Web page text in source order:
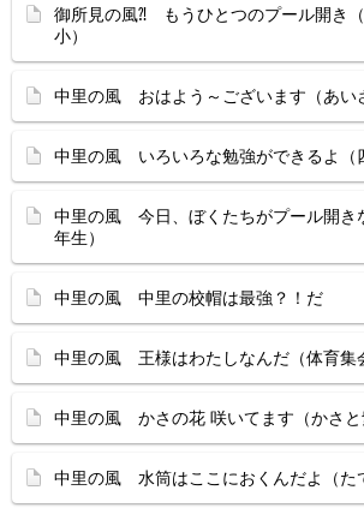
御所見の風⁈ もうひとつのプール開き
小）
中里の風 おはよう～ございます（あい
中里の風 いろいろな勉強ができるよ（
中里の風 今日、ぼくたちがプール開き
年生）
中里の風 中里の校帽は最強？！だ
中里の風 王様はわたしなんだ（体育集
中里の風 かさの花 咲いてます（かさと
中里の風 水筒はここにおくんだよ（た